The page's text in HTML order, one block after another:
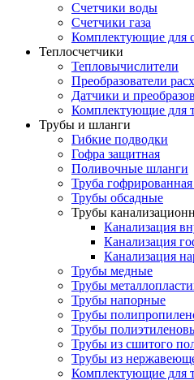
Счетчики воды
Счетчики газа
Комплектующие для
Теплосчетчики
Тепловычислители
Преобразователи
Датчики и
Комплектующие для
Трубы и шланги
Гибкие подводки
Гофра защитная
Поливочные шланги
Труба
Трубы обсадные
Трубы
Канализация
Канализация
Канализация
Трубы медные
Трубы
Трубы напорные
Трубы
Трубы
Трубы из сшитого
Трубы из
Комплектующие для